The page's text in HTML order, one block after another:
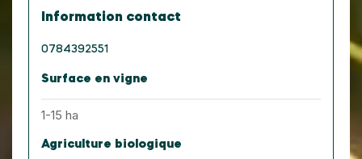
Information contact
0784392551
Surface en vigne
1-15 ha
Agriculture biologique